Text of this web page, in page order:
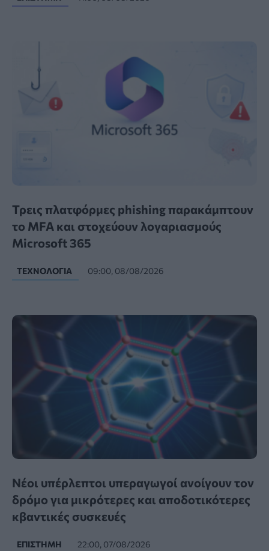
Τρεις πλατφόρμες phishing παρακάμπτουν
το MFA και στοχεύουν λογαριασμούς
Microsoft 365
ΤΕΧΝΟΛΟΓΊΑ 09:00, 08/08/2026
Νέοι υπέρλεπτοι υπεραγωγοί ανοίγουν τον
δρόμο για μικρότερες και αποδοτικότερες
κβαντικές συσκευές
ΕΠΙΣΤΉΜΗ 22:00, 07/08/2026